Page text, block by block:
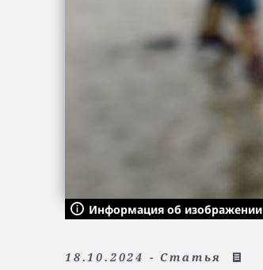
Информация об изображении
18.10.2024 - Статья